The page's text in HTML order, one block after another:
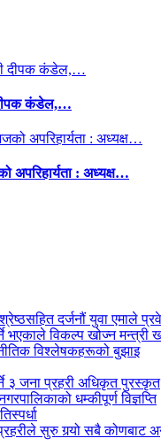
दीपक कंडेल,…
अपरिहार्यता : अध्यक्ष…
दर्जनौं युवा एमाले
भएकाले विकल्प खोज्न मन्त्री
विश्लेषकहरूको बुझाइ
३ जना प्रहरी अधिकृत पुरस्कृत
धम्कीपूर्ण विज्ञप्ति
सुरु गर्‍यो सबै कोणबाट